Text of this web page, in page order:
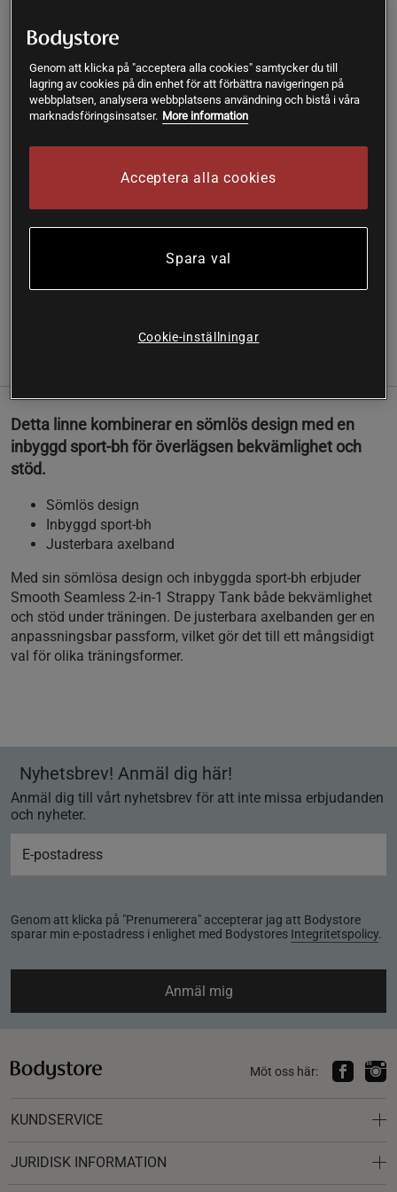
Lägg i varukorgen
Fri retur 14 dagars ångerrätt
Upplev både stil och funktion med Smooth Seamless 2-in-1
Detta linne kombinerar en sömlös design med en
inbyggd sport-bh för överlägsen bekvämlighet och
stöd.
Sömlös design
Inbyggd sport-bh
Justerbara axelband
Med sin sömlösa design och inbyggda sport-bh erbjuder
Smooth Seamless 2-in-1 Strappy Tank både bekvämlighet
och stöd under träningen. De justerbara axelbanden ger en
anpassningsbar passform, vilket gör det till ett mångsidigt
val för olika träningsformer.
Nyhetsbrev! Anmäl dig här!
Anmäl dig till vårt nyhetsbrev för att inte missa erbjudanden
och nyheter.
Genom att klicka på "Prenumerera" accepterar jag att Bodystore
sparar min e-postadress i enlighet med Bodystores Integritetspolicy.
Anmäl mig
Möt oss här:
KUNDSERVICE
JURIDISK INFORMATION
Genom att klicka på "acceptera alla cookies" samtycker du till
lagring av cookies på din enhet för att förbättra navigeringen på
webbplatsen, analysera webbplatsens användning och bistå i våra
marknadsföringsinsatser. More information
Acceptera alla cookies
Spara val
Cookie-inställningar